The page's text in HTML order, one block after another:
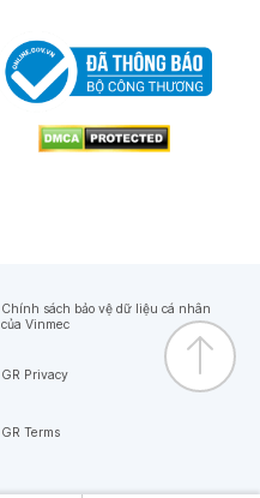
Chính sách bảo vệ dữ liệu cá nhân
của Vinmec
GR Privacy
GR Terms